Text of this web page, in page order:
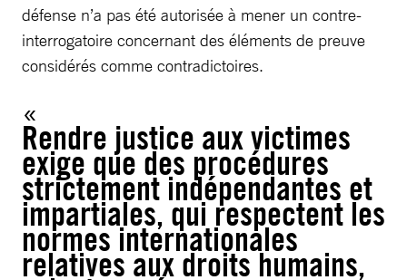
défense n’a pas été autorisée à mener un contre-
interrogatoire concernant des éléments de preuve
considérés comme contradictoires.
Rendre justice aux victimes
exige que des procédures
strictement indépendantes et
impartiales, qui respectent les
normes internationales
relatives aux droits humains,